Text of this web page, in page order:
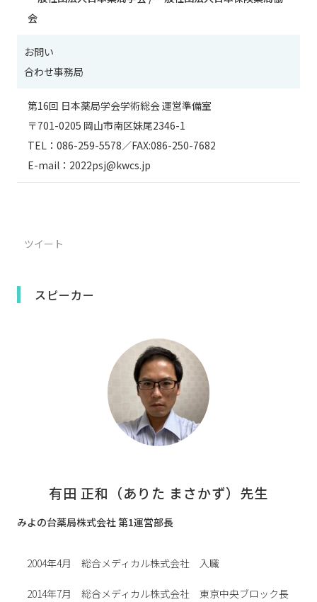
会
お問い
合わせ事務局
第16回 日本薬局学会学術総会 運営準備室
〒701-0205 岡山市南区妹尾2346-1
TEL：086-259-5578／FAX:086-250-7682
E-mail：2022psj@kwcs.jp
ツイート
スピーカー
有田 正和（ありた まさかず）先生
みよの台薬局株式会社 第1運営部長
​ 2004年4月 総合メディカル株式会社 入職
2014年7月 総合メディカル株式会社 東京中央ブロック長